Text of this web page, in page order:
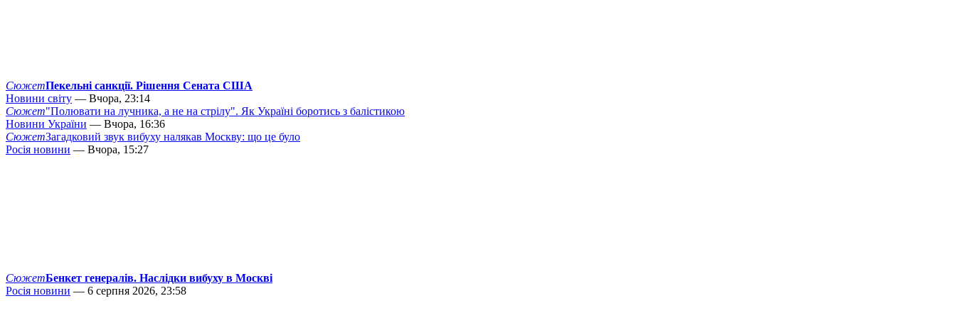
СюжетПекельні санкції. Рішення Сената США
Новини світу — Вчора, 23:14
Сюжет"Полювати на лучника, а не на стрілу". Як Україні боротись з балістикою
Новини України — Вчора, 16:36
СюжетЗагадковий звук вибуху налякав Москву: що це було
Росія новини — Вчора, 15:27
СюжетБенкет генералів. Наслідки вибуху в Москві
Росія новини — 6 серпня 2026, 23:58